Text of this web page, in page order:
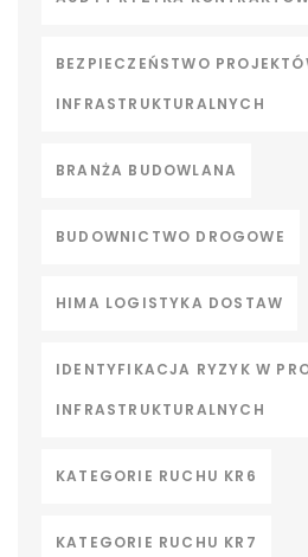
BEZPIECZEŃSTWO
INFRASTRUKTURALNYCH
BRANŻA BUDOWLANA
BUDOWNICTWO DROGOWE
HIMA LOGISTYKA DOSTAW
IDENTYFIKACJA RYZYK W
INFRASTRUKTURALNYCH
KATEGORIE RUCHU KR6
KATEGORIE RUCHU KR7